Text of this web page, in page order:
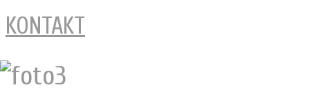
KONTAKT